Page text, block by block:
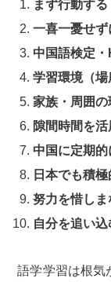
まず行動する
一喜一憂せ
中国語検定
学習環境（
家族・周囲
隙間時間を活
中国に定期的
日本でも積
努力を惜しま
自分を追い
語学学習は根気